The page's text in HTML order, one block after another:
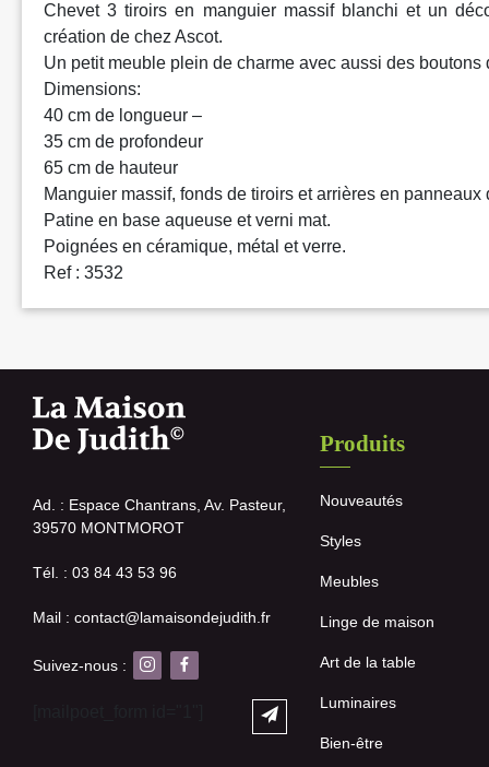
Chevet 3 tiroirs en manguier massif blanchi et un
création de chez Ascot.
Un petit meuble plein de charme avec aussi des boutons
Dimensions:
40 cm de longueur –
35 cm de profondeur
65 cm de hauteur
Manguier massif, fonds de tiroirs et arrières en panneaux
Patine en base aqueuse et verni mat.
Poignées en céramique, métal et verre.
Ref : 3532
Ad. : Espace Chantrans, Av. Pasteur,
39570 MONTMOROT
Tél. : 03 84 43 53 96
Mail : contact@lamaisondejudith.fr
Suivez-nous :
Produits
Nouveautés
Styles
Meubles
Linge de maison
Art de la table
Luminaires
Bien-être